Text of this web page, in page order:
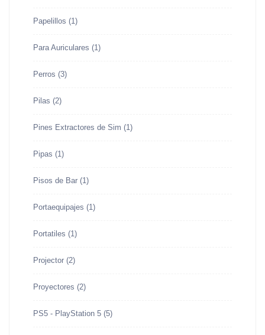
Papelillos (1)
Para Auriculares (1)
Perros (3)
Pilas (2)
Pines Extractores de Sim (1)
Pipas (1)
Pisos de Bar (1)
Portaequipajes (1)
Portatiles (1)
Projector (2)
Proyectores (2)
PS5 - PlayStation 5 (5)